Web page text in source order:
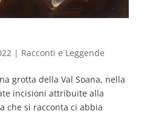
| Racconti e Leggende
grotta della Val Soana, nella
incisioni attribuite alla
che si racconta ci abbia